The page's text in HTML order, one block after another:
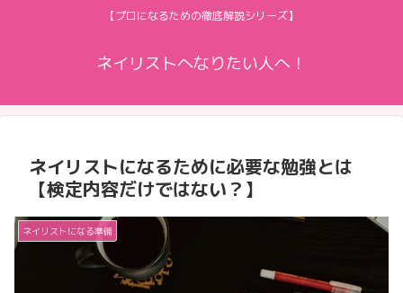
【プロになるための徹底解説シリーズ】
ネイリストへなりたい人へ！
ネイリストになるために必要な勉強とは
【検定内容だけではない？】
ネイリストになる準備